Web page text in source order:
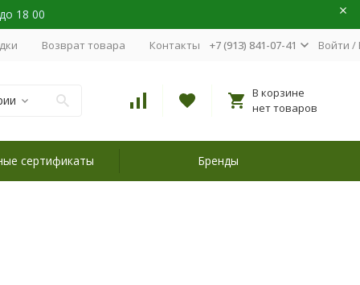
18 00
Возврат товара Контакты +7 (913) 841-07-41 Войти /
В корзине
нет товаров
сертификаты Бренды